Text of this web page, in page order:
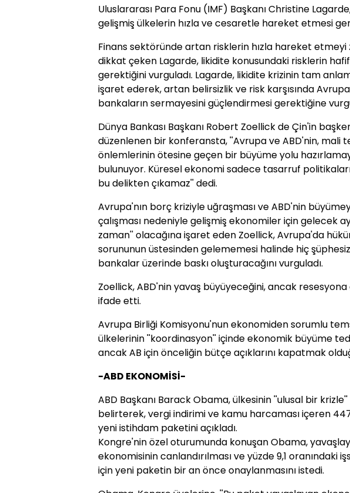
Uluslararası Para Fonu (IMF) Başkanı Christine
gelişmiş ülkelerin hızla ve cesaretle hareket etmesi
Finans sektöründe artan risklerin hızla hareket etmeyi
dikkat çeken Lagarde, likidite konusundaki risklerin
gerektiğini vurguladı. Lagarde, likidite krizinin tam
işaret ederek, artan belirsizlik ve risk karşısında
bankaların sermayesini güçlendirmesi gerektiğine
Dünya Bankası Başkanı Robert Zoellick de Çin'in
düzenlenen bir konferansta, ''Avrupa ve ABD'nin, mali
önlemlerinin ötesine geçen bir büyüme yolu
bulunuyor. Küresel ekonomi sadece tasarruf
bu delikten çıkamaz'' dedi.
Avrupa'nın borç kriziyle uğraşması ve ABD'nin
çalışması nedeniyle gelişmiş ekonomiler için gelecek
zaman'' olacağına işaret eden Zoellick, Avrupa'da
sorununun üstesinden gelememesi halinde hiç
bankalar üzerinde baskı oluşturacağını vurguladı.
Zoellick, ABD'nin yavaş büyüyeceğini, ancak
ifade etti.
Avrupa Birliği Komisyonu'nun ekonomiden sorumlu
ülkelerinin ''koordinasyon'' içinde ekonomik büyüme
ancak AB için önceliğin bütçe açıklarını kapatmak
-ABD EKONOMİSİ-
ABD Başkanı Barack Obama, ülkesinin ''ulusal bir
belirterek, vergi indirimi ve kamu harcaması içeren
yeni istihdam paketini açıkladı.
Kongre'nin özel oturumunda konuşan Obama,
ekonomisinin canlandırılması ve yüzde 9,1 oranındaki
için yeni paketin bir an önce onaylanmasını istedi.